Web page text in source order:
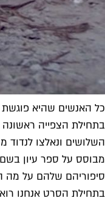
כל האנשים שהיא פוגשת
השלושים ונאלצו
מבוסס על ספר עיון
סיפוריהם שלהם על מה
בתחילת הסרט אנחנו